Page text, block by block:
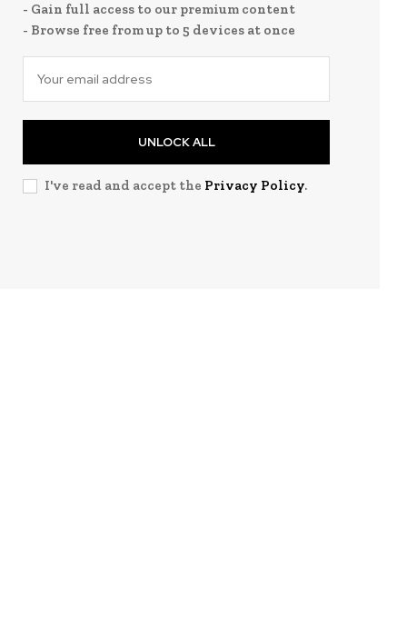
- Gain full access to our premium content
- Browse free from up to 5 devices at once
UNLOCK ALL
I've read and accept the Privacy Policy.